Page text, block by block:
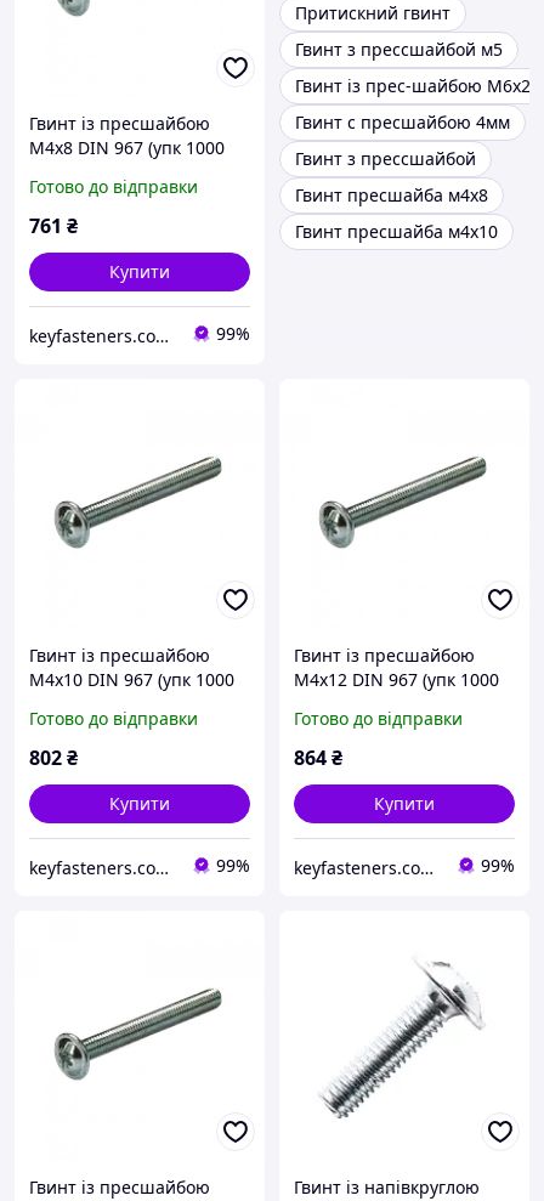
Гвинт із пресшайбою
М4х8 DIN 967 (упк 1000
Готово до відправки
761 ₴
Купити
keyfasteners.com.ua 99%
Притискний гвинт
Гвинт з прессшайбой м5
Гвинт із прес-шайбою М6х20
Гвинт с пресшайбою 4мм
Гвинт з прессшайбой
Гвинт пресшайба м4х8
Гвинт пресшайба м4х10
Гвинт із пресшайбою
М4х10 DIN 967 (упк 1000
Готово до відправки
802₴
Купити
keyfasteners.com.ua 99%
Гвинт із пресшайбою
М4х12 DIN 967 (упк 1000
Готово до відправки
864₴
Купити
keyfasteners.com.ua 99%
Гвинт із пресшайбою
Гвинт із напівкруглою